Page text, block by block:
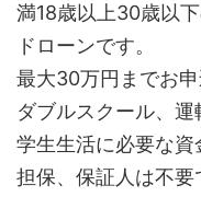
満18歳以上30歳以
ドローンです。
最大30万円までお申
ダブルスクール、
学生生活に必要な資
担保、保証人は不要